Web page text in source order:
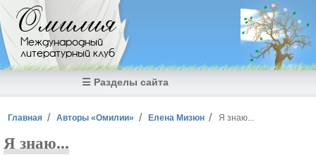
Перейти к основному содержанию
Омилия
Международный
литературный клуб
☰ Разделы сайта
Вы здесь
Главная Авторы «Омилии» Елена Мизюн Я знаю...
Я знаю...